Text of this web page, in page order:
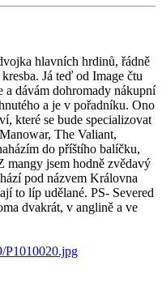
hlavních hrdinů, řádně
Já teď od Image čtu
a dávám dohromady nákupní
a je v pořadníku. Ono
které se bude specializovat
The Valiant,
do příštího balíčku,
mangy jsem hodně zvědavý
pod názvem Královna
to líp udělané. PS- Severed
dvakrát, v anglině a ve
P1010020.jpg